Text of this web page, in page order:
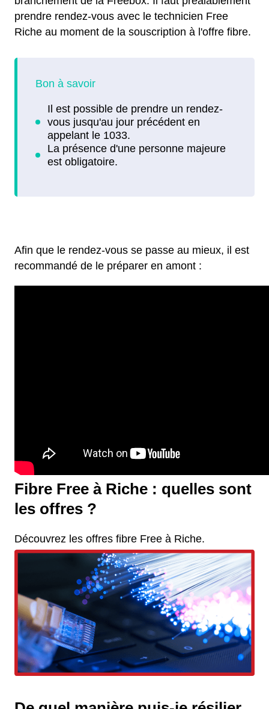
prendre rendez-vous avec le technicien Free
Riche au moment de la souscription à l'offre fibre.
Afin que le rendez-vous se passe au mieux, il est
recommandé de le préparer en amont :
Fibre Free à Riche : quelles sont
les offres ?
Découvrez les offres fibre Free à Riche.